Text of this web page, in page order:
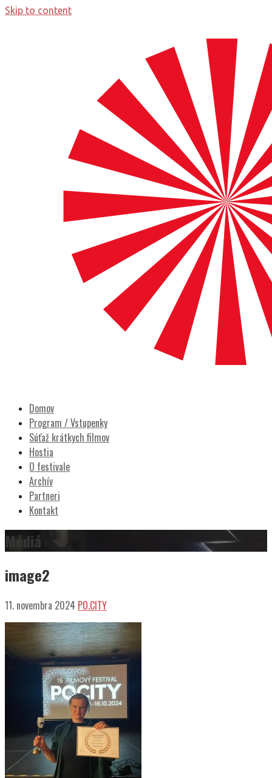
Skip to content
Domov
Program / Vstupenky
Súťaž krátkych filmov
Hostia
O festivale
Archív
Partneri
Kontakt
Médiá
image2
11. novembra 2024 PO.CITY